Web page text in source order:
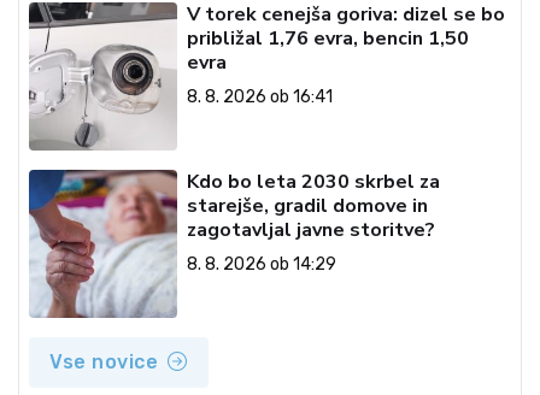
V torek cenejša goriva: dizel se bo
približal 1,76 evra, bencin 1,50
evra
8. 8. 2026 ob 16:41
Kdo bo leta 2030 skrbel za
starejše, gradil domove in
zagotavljal javne storitve?
8. 8. 2026 ob 14:29
Vse novice